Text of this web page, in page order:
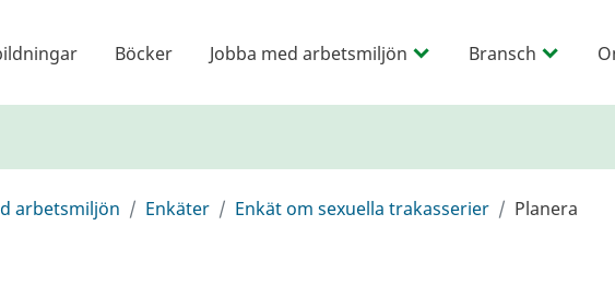
Böcker Jobba med arbetsmiljön Bransch
arbetsmiljön Enkäter Enkät om sexuella trakasserier Planera